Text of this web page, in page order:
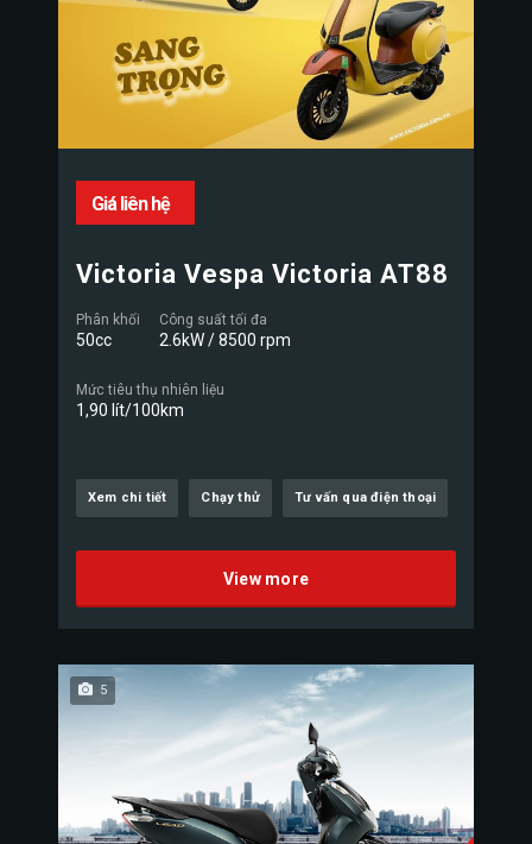
Giá liên hệ
Victoria Vespa Victoria AT88
Phân khối
50cc
Công suất tối đa
2.6kW / 8500 rpm
Mức tiêu thụ nhiên liệu
1,90 lít/100km
Xem chi tiết Chạy thử Tư vấn qua điện thoại
View more
5